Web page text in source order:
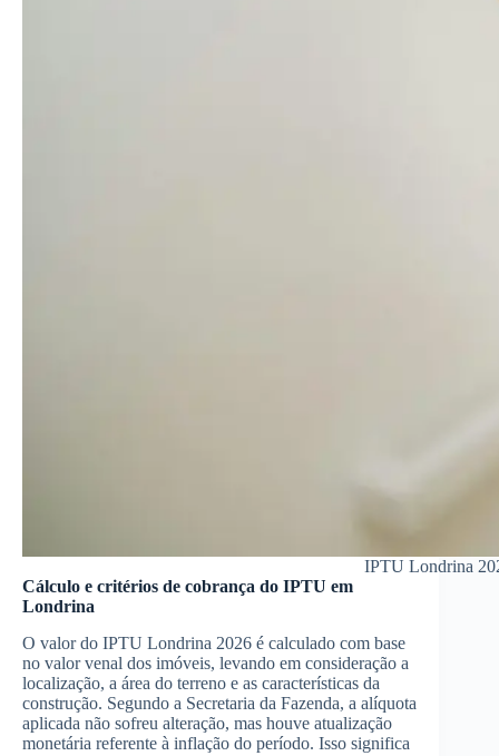
IPTU Londrina
Cálculo e critérios de cobrança do IPTU em
Londrina
O valor do IPTU Londrina 2026 é calculado com base
no valor venal dos imóveis, levando em consideração a
localização, a área do terreno e as características da
construção. Segundo a Secretaria da Fazenda, a alíquota
aplicada não sofreu alteração, mas houve atualização
monetária referente à inflação do período. Isso significa